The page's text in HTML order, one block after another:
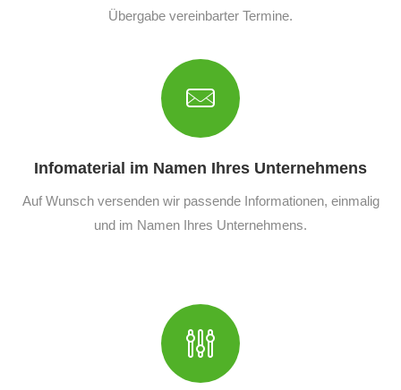
Übergabe vereinbarter Termine.
Infomaterial im Namen Ihres Unternehmens
Auf Wunsch versenden wir passende Informationen, einmalig
und im Namen Ihres Unternehmens.